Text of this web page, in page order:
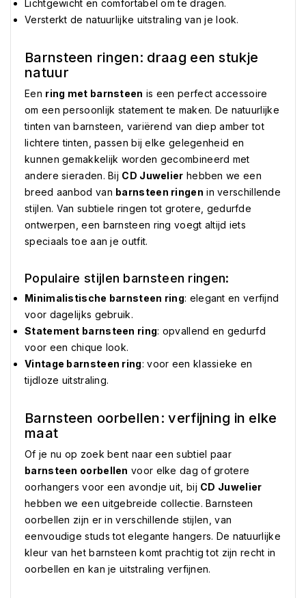
Lichtgewicht en comfortabel om te dragen.
Versterkt de natuurlijke uitstraling van je look.
Barnsteen ringen: draag een stukje
natuur
Een ring met barnsteen is een perfect accessoire
om een persoonlijk statement te maken. De natuurlijke
tinten van barnsteen, variërend van diep amber tot
lichtere tinten, passen bij elke gelegenheid en
kunnen gemakkelijk worden gecombineerd met
andere sieraden. Bij CD Juwelier hebben we een
breed aanbod van barnsteen ringen in verschillende
stijlen. Van subtiele ringen tot grotere, gedurfde
ontwerpen, een barnsteen ring voegt altijd iets
speciaals toe aan je outfit.
Populaire stijlen barnsteen ringen:
Minimalistische barnsteen ring: elegant en verfijnd
voor dagelijks gebruik.
Statement barnsteen ring: opvallend en gedurfd
voor een chique look.
Vintage barnsteen ring: voor een klassieke en
tijdloze uitstraling.
Barnsteen oorbellen: verfijning in elke
maat
Of je nu op zoek bent naar een subtiel paar
barnsteen oorbellen voor elke dag of grotere
oorhangers voor een avondje uit, bij CD Juwelier
hebben we een uitgebreide collectie. Barnsteen
oorbellen zijn er in verschillende stijlen, van
eenvoudige studs tot elegante hangers. De natuurlijke
kleur van het barnsteen komt prachtig tot zijn recht in
oorbellen en kan je uitstraling verfijnen.